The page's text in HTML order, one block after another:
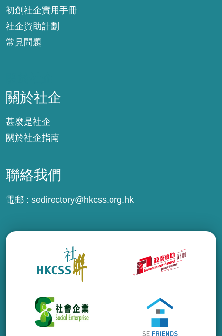
初創社企實用手冊
社企資助計劃
常見問題
關於社企
甚麼是社企
關於社企指南
聯絡我們
電郵 : sedirectory@hkcss.org.hk